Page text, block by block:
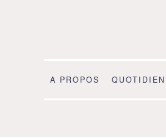
A PROPOS QUOTIDIEN